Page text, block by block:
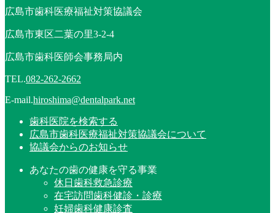
広島市歯科医療福祉対策協議会
広島市東区二葉の里3-2-4
広島市歯科医師会事務局内
TEL.082-262-2662
E-mail.hiroshima@dentalpark.net
歯科医院を検索する
広島市歯科医療福祉対策協議会について
協議会からのお知らせ
あなたの歯の健康を守る事業
休日歯科救急診療
在宅訪問歯科健診・診療
妊婦歯科健康診査